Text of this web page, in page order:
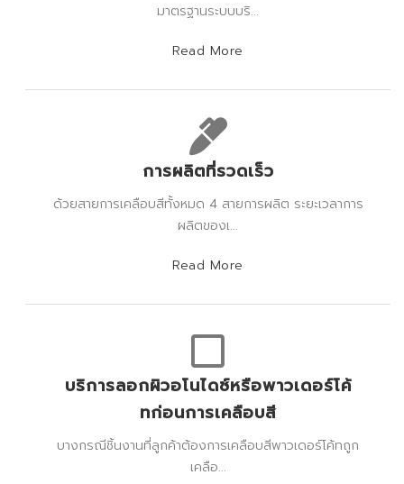
มาตรฐานระบบบริ...
Read More
การผลิตที่รวดเร็ว
ด้วยสายการเคลือบสีทั้งหมด 4 สายการผลิต ระยะเวลาการ
ผลิตของเ...
Read More
บริการลอกผิวอโนไดซ์หรือพาวเดอร์โค้
ทก่อนการเคลือบสี
บางกรณีชิ้นงานที่ลูกค้าต้องการเคลือบสีพาวเดอร์โค้ทถูก
เคลือ...